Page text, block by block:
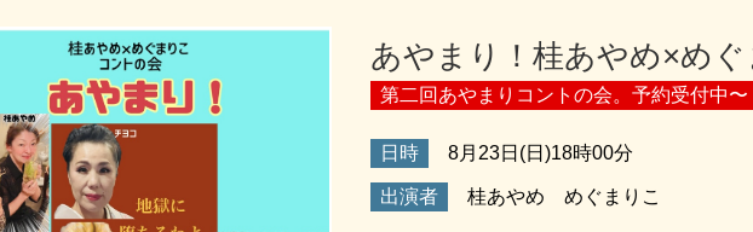
あやまり！桂あやめ×め
第二回あやまりコントの会。予約受付中〜
日時 8月23日(日)18時00分
出演者 桂あやめ めぐまりこ